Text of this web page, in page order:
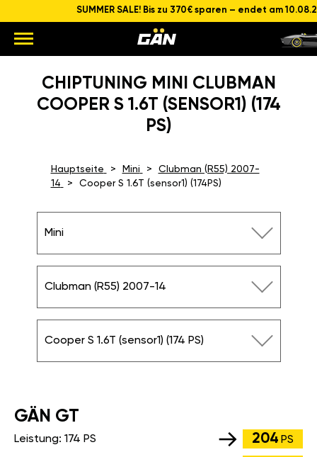
SUMMER SALE! Bis zu 370€ sparen – endet am
CHIPTUNING MINI CLUBMAN
COOPER S 1.6T (SENSOR1) (174
PS)
Hauptseite Mini
Clubman (R55) 2007-
14
Cooper S 1.6T (sensor1) (174PS)
Mini
Clubman (R55) 2007-14
Cooper S 1.6T (sensor1) (174 PS)
GÄN GT
Leistung: 174 PS 204 PS